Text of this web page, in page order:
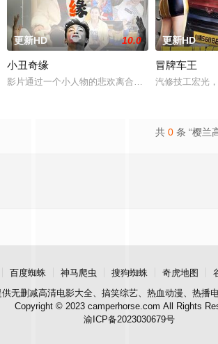
·特蕾西（奥利维亚·王尔德 Olivia Wilde
当红的韩国流行三人团体。如今，三人为了一场仅
更新HD 10.0
小丑奇缘
影片通过一个小人物的悲欢离合，宣扬了树立正确
更新HD
冒牌车王
汽修技工宏光
共 0 条 “樱兰
百度蜘蛛 神马爬虫 搜狗蜘蛛 奇虎地图
供无删减高清电影大全、搞笑综艺、热血动漫、热播
Copyright © 2023 camperhorse.com All Rights
渝ICP备2023030679号